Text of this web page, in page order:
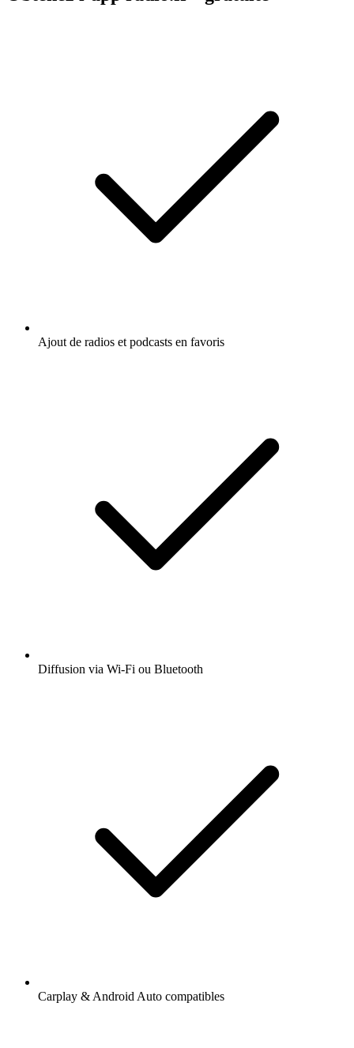
Ajout de radios et podcasts en favoris
Diffusion via Wi-Fi ou Bluetooth
Carplay & Android Auto compatibles